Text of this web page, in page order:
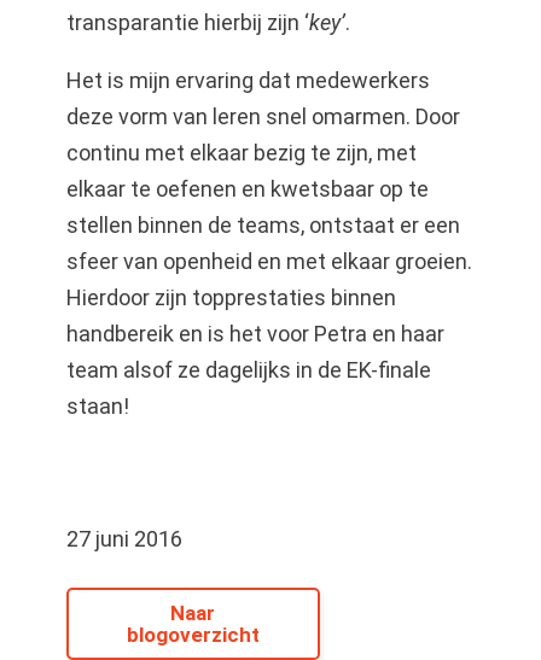
transparantie hierbij zijn ‘key’.
Het is mijn ervaring dat medewerkers
deze vorm van leren snel omarmen. Door
continu met elkaar bezig te zijn, met
elkaar te oefenen en kwetsbaar op te
stellen binnen de teams, ontstaat er een
sfeer van openheid en met elkaar groeien.
Hierdoor zijn topprestaties binnen
handbereik en is het voor Petra en haar
team alsof ze dagelijks in de EK-finale
staan!
27 juni 2016
Naar
blogoverzicht